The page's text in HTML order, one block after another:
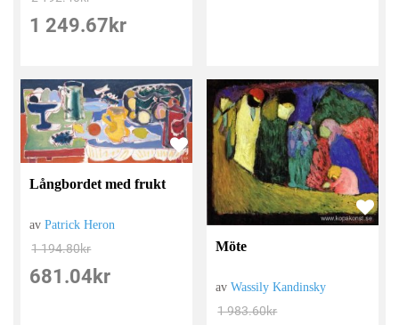
1 249.67 kr
Långbordet med frukt
avPatrick Heron
1 194.80kr
681.04 kr
Möte
avWassily Kandinsky
1 983.60kr